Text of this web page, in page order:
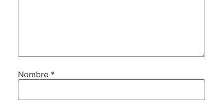
Nombre *